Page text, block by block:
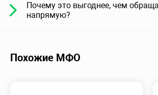
Почему это выгоднее, чем
напрямую?
Похожие МФО